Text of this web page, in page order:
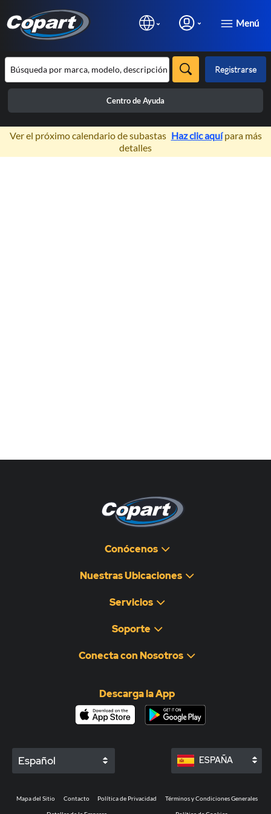
Menú
Registrarse
Centro de Ayuda
×
Ver el próximo calendario de subastas Haz clic aquípara más
detalles
Conócenos
Nuestras Ubicaciones
Servicios
Soporte
Conecta con Nosotros
Descarga la App
Español ESPAÑA
Mapa del Sitio Contacto Política de Privacidad Términos y Condiciones Generales